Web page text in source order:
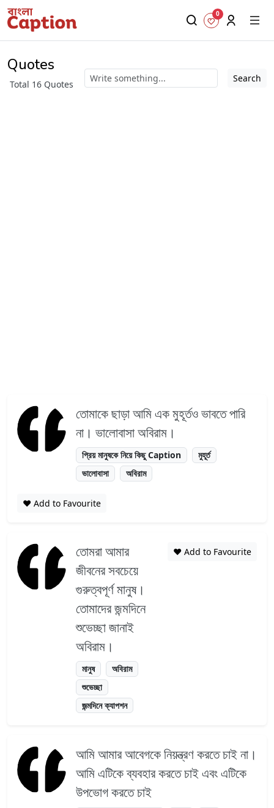
0
Quotes
Total 16 Quotes
Search
তোমাকে ছাড়া আমি এক মুহূর্তও ভাবতে পারি
না। ভালোবাসা অবিরাম।
প্রিয় মানুষকে নিয়ে কিছু Caption
মুহূর্ত
ভালোবাসা
অবিরাম
❤️ Add to Favourite
তোমরা আমার
জীবনের সবচেয়ে
গুরুত্বপূর্ণ মানুষ।
তোমাদের জন্মদিনে
শুভেচ্ছা জানাই
অবিরাম।
মানুষ
অবিরাম
শুভেচ্ছা
জন্মদিনে ক্যাপশন
❤️ Add to Favourite
আমি আমার আবেগকে নিয়ন্ত্রণ করতে চাই না।
আমি এটিকে ব্যবহার করতে চাই এবং এটিকে
উপভোগ করতে চাই